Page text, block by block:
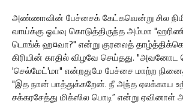
அண்ணாவின் பேச்சைக் கேட்கவென்று சில
வாய்க்கு ஓய்வு கொடுத்திருந்த அம்மா
டொங்க் ஹ¤வா?" என்று குரலைத்
கிரியின் காதில் விழவே செய்தது. "அவனோட
'செல்மேட்'மா" என்றதுமே பேச்சை மாற்ற
"இத நான் பாத்துக்கறேன். நீ அந்த ஏலக்காய
சக்கரசேத்து மிக்ஸில பொடி” என்று